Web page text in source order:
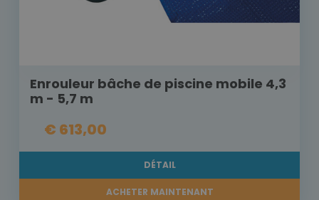
Enrouleur bâche de piscine mobile 4,3
m - 5,7 m
€ 613,00
DÉTAIL
ACHETER MAINTENANT